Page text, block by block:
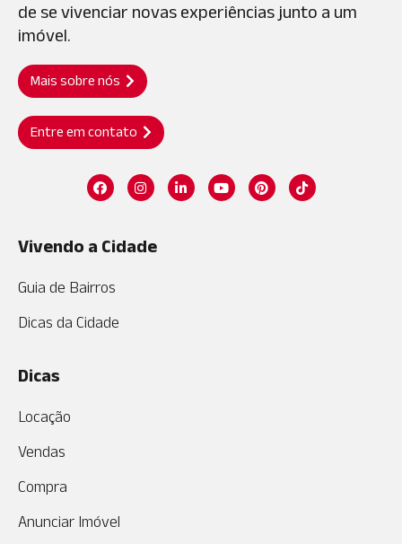
de se vivenciar novas experiências junto a um
imóvel.
Mais sobre nós
Entre em contato
Vivendo a Cidade
Guia de Bairros
Dicas da Cidade
Dicas
Locação
Vendas
Compra
Anunciar Imóvel